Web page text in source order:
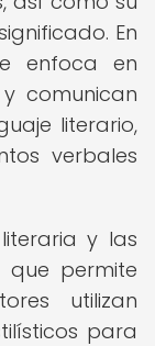
En
enfoca en
comunican
literario,
verbales
y las
que permite
utilizan
para